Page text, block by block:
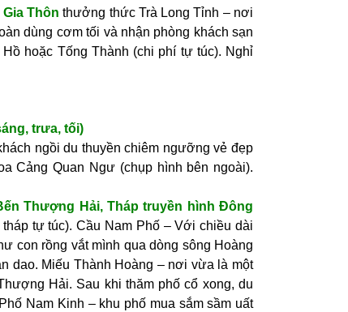
Gia Thôn thưởng thức Trà Long Tỉnh – nơi
dùng cơm tối và nhận phòng khách sạn
hoặc Tống Thành (chi phí tự túc). Nghỉ
trưa, tối)
ngồi du thuyền chiêm ngưỡng vẻ đẹp
Cảng Quan Ngư (chụp hình bên ngoài).
Thượng Hải, Tháp truyền hình Đông
tự túc). Cầu Nam Phố – Với chiều dài
con rồng vắt mình qua dòng sông Hoàng
dao. Miếu Thành Hoàng – nơi vừa là một
Hải. Sau khi thăm phố cổ xong, du
Nam Kinh – khu phố mua sắm sầm uất